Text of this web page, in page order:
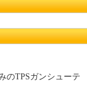
のTPSガンシューテ